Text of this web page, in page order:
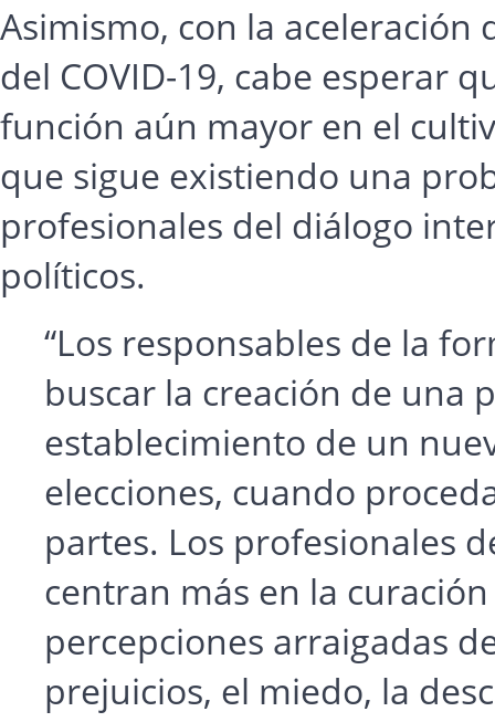
Asimismo, con la aceleración
del COVID-19, cabe esperar
función aún mayor en el
que sigue existiendo una
profesionales del diálogo
políticos.
“Los responsables de la
buscar la creación de una
establecimiento de un
elecciones, cuando
partes. Los profesionales
centran más en la
percepciones arraigadas
prejuicios, el miedo, la